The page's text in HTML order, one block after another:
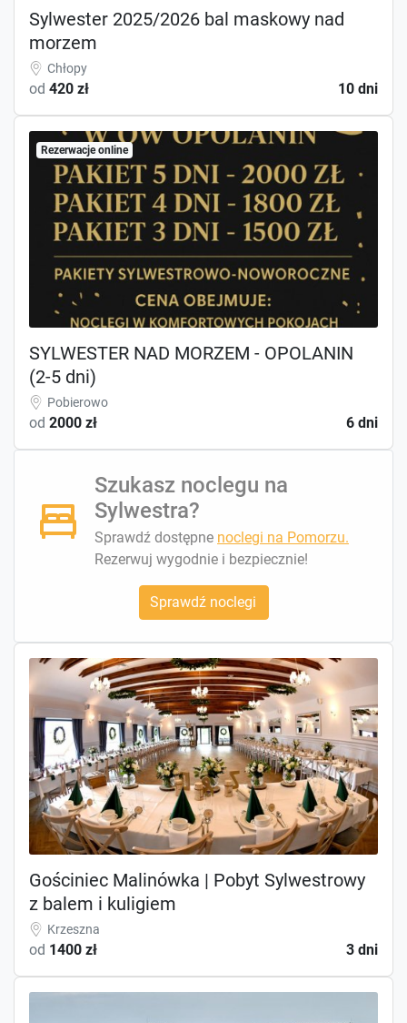
Sylwester 2025/2026 bal maskowy nad
morzem
Chłopy
od 420 zł 10 dni
Rezerwacje online
SYLWESTER NAD MORZEM - OPOLANIN
(2-5 dni)
Pobierowo
od 2000 zł 6 dni
Szukasz noclegu na
Sylwestra?
Sprawdź dostępne noclegi na Pomorzu.
Rezerwuj wygodnie i bezpiecznie!
Sprawdź noclegi
Gościniec Malinówka | Pobyt Sylwestrowy
z balem i kuligiem
Krzeszna
od 1400 zł 3 dni